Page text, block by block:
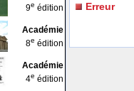
9e édition
Académie
8e édition
Académie
4e édition
Erreur